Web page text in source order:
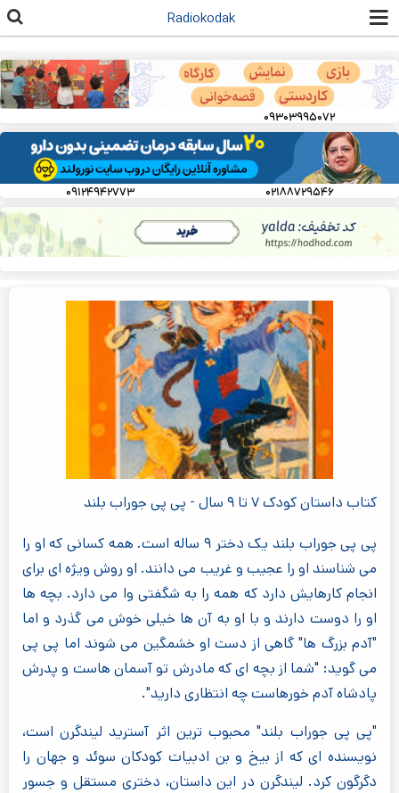
محتوای
اصلی
Radiokodak
۰۹۳۰۳۹۹۵۰۷۲
۰۲۱۸۸۷۲۹۵۴۶ ۰۹۱۲۴۹۴۲۷۷۳
کتاب داستان کودک ۷ تا ۹ سال - پی پی جوراب بلند
پی پی جوراب بلند یک دختر ۹ ساله است. همه کسانی که او را
می شناسند او را عجیب و غریب می دانند. او روش ویژه ای برای
انجام کارهایش دارد که همه را به شگفتی وا می دارد. بچه ها
او را دوست دارند و با او به آن ها خیلی خوش می گذرد و اما
"آدم بزرگ ها" گاهی از دست او خشمگین می شوند اما پی پی
می گوید: "شما از بچه ای که مادرش تو آسمان هاست و پدرش
پادشاه آدم خورهاست چه انتظاری دارید".
"پی پی جوراب بلند" محبوب ترین اثر آسترید لیندگرن است،
نویسنده ای که از بیخ و بن ادبیات کودکان سوئد و جهان را
دگرگون کرد. لیندگرن در این داستان، دختری مستقل و جسور